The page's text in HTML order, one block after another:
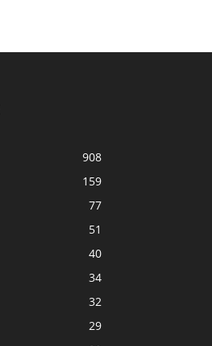
908
159
77
51
40
34
32
29